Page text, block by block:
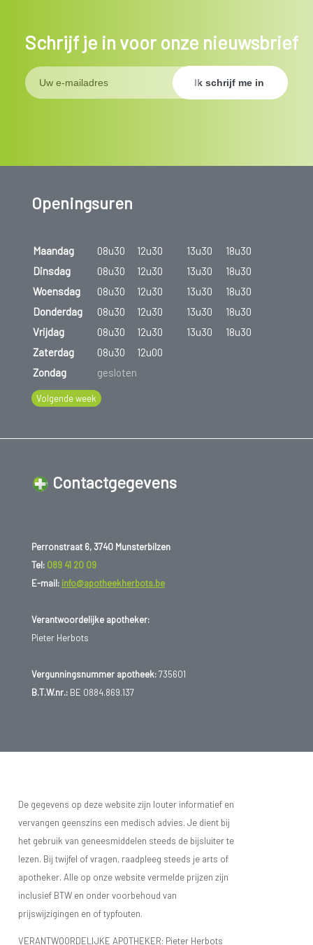
Schrijf je in voor onze nieuwsbrief
Openingsuren
Maandag 08u30 12u30 13u30
18u30
Dinsdag
08u30 12u30 13u30
18u30
Woensdag
08u30 12u30 13u30
18u30
Donderdag
08u30 12u30 13u30
18u30
Vrijdag
08u30 12u30 13u30
18u30
Zaterdag
08u30
12u00
Zondag
gesloten
Volgende week
Contactgegevens
Perronstraat 6, 3740 Munsterbilzen
Tel: 089 41 20 09
E-mail: info@apotheekherbots.be
Verantwoordelijke apotheker:
Pieter Herbots
Vergunningsnummer apotheek:735601
B.T.W.nr.:BE 0884.869.137
De gegevens op deze website zijn louter informatief en
vervangen geenszins een medisch advies. Je dient bij
het gebruik van geneesmiddelen steeds de bijsluiter te
lezen. Bij twijfel of vragen, raadpleeg steeds je arts of
apotheker. Alle op onze website vermelde prijzen zijn
inclusief BTW en onder voorbehoud van
prijswijzigingen en of typfouten.
VERANTWOORDELIJKE APOTHEKER: Pieter Herbots